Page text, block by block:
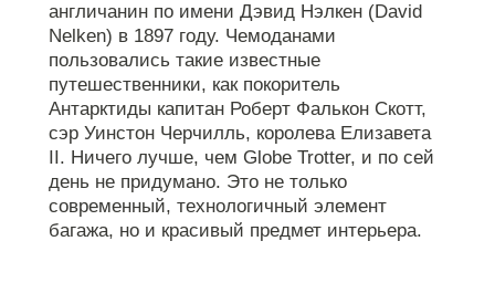
англичанин по имени Дэвид Нэлкен (David
Nelken) в 1897 году. Чемоданами
пользовались такие известные
путешественники, как покоритель
Антарктиды капитан Роберт Фалькон Скотт,
сэр Уинстон Черчилль, королева Елизавета
II. Ничего лучше, чем Globe Trotter, и по сей
день не придумано. Это не только
современный, технологичный элемент
багажа, но и красивый предмет интерьера.